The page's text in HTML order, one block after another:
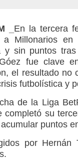
_ En la tercera
a Millonarios
y sin puntos
fue clave
el resultado no
futbolística y
de la Liga
completó su
puntos
por Hernán